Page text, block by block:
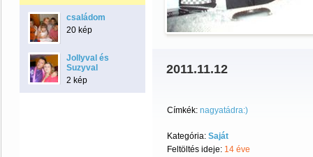
családom
20 kép
Jollyval és
Suzyval
2 kép
2011.11.12
Címkék: nagyatádra:)
Kategória: Saját
Feltöltés ideje: 14 éve